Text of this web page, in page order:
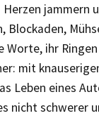
jammern
Blockaden,
Worte, ihr
mit
Leben eines
nicht schwerer